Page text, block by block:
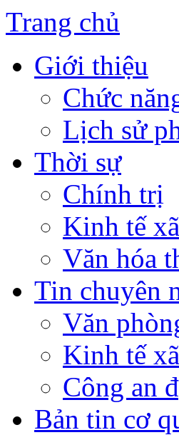
Trang chủ
Giới thiệu
Chức
Lịch sử
Thời sự
Chính trị
Kinh tế
Văn hóa
Tin chuyên
Văn
Kinh tế
Công an
Bản tin cơ